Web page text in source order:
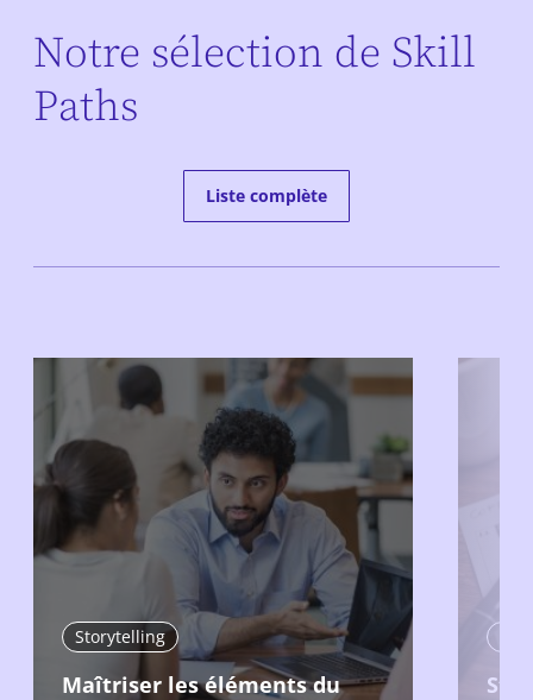
Notre sélection de Skill
Paths
Liste complète
Storytelling
Maîtriser les éléments du